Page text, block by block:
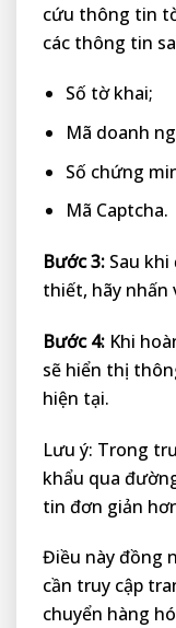
cứu thông tin
các thông tin
Số tờ khai;
Mã doanh
Số chứng
Mã Captcha.
Bước 3: Sau
thiết, hãy nhấn
Bước 4: Khi
sẽ hiển thị
hiện tại.
Lưu ý: Trong
khẩu qua
tin đơn giản
Điều này đồng
cần truy cập
chuyển hàng